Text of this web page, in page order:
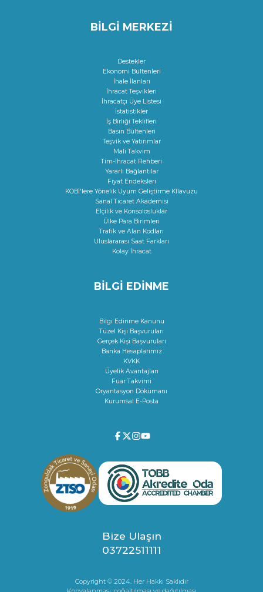
BİLGİ MERKEZİ
Destekler
Ekonomi Bültenleri
İhale İlanları
İhracat Teşvikleri
İhracatçı Üye Listesi
İstatistikler
İş Birliği Teklifleri
Basın Bültenleri
Teşvik ve Yatırımlar
Mali Takvim
Tim-İhracat Rehberi
Yararlı Bağlantılar
Fiyat Endeksleri
KOBİ'lere Yönelik Uyum Geliştirme KIlavuzu
Sanal Ticaret Akademisi
Elçilik ve Konsolosluklar
Ülke Para Birimleri
Trafik ve Alan Kodları
Uluslararası Saat Farkları
Kolay İhracat
BİLGİ EDİNME
Bilgi Edinme Kanunu
Tüzel Kişi Başvuruları
Gerçek Kişi Başvuruları
Banka Hesaplarımız
KVKK
Üyelik Avantajları
Fuar Takvimi
Oryantasyon Dökümanı
Kurumsal E-Posta
Bize Ulaşın
03722511111
Copyright © 2024. Her Hakkı Saklıdır